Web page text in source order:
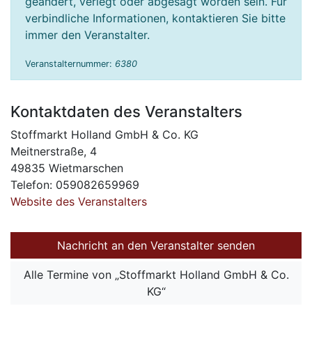
verbindliche Informationen, kontaktieren Sie bitte
immer den Veranstalter.
Veranstalternummer: 6380
Kontaktdaten des Veranstalters
Stoffmarkt Holland GmbH & Co. KG
Meitnerstraße, 4
49835 Wietmarschen
Telefon: 059082659969
Website des Veranstalters
Nachricht an den Veranstalter senden
Alle Termine von „Stoffmarkt Holland GmbH & Co.
KG“